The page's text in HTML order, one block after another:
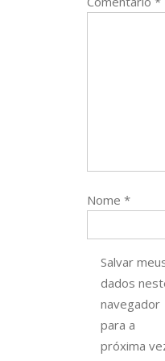
Nome *
Salvar
dados
navegador
para a
próxima